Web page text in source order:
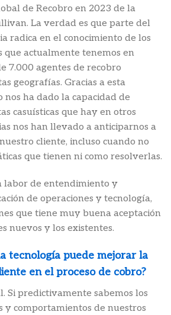
de Recobro en 2023 de la
La verdad es que parte del
radica en el conocimiento de los
que actualmente tenemos en
7.000 agentes de recobro
geografías. Gracias a esta
nos ha dado la capacidad de
casuísticas que hay en otros
nos han llevado a anticiparnos a
cliente, incluso cuando no
que tienen ni como resolverlas.
labor de entendimiento y
de operaciones y tecnología,
que tiene muy buena aceptación
nuevos y los existentes.
tecnología puede mejorar la
en el proceso de cobro?
Si predictivamente sabemos los
y comportamientos de nuestros